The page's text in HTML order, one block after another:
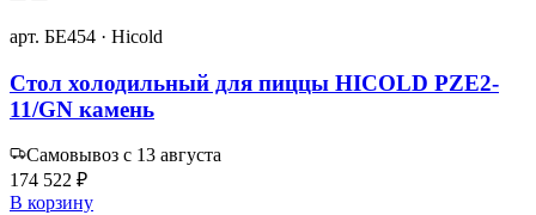
арт. БЕ454 · Hicold
Стол холодильный для пиццы HICOLD PZE2-
11/GN камень
Самовывоз с 13 августа
174 522 ₽
В корзину